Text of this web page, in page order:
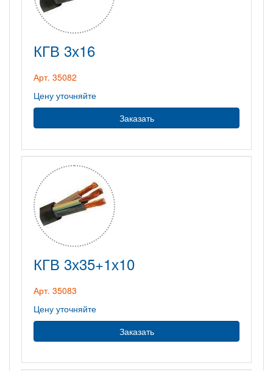
КГВ 3х16
Арт. 35082
Цену уточняйте
Заказать
КГВ 3х35+1х10
Арт. 35083
Цену уточняйте
Заказать